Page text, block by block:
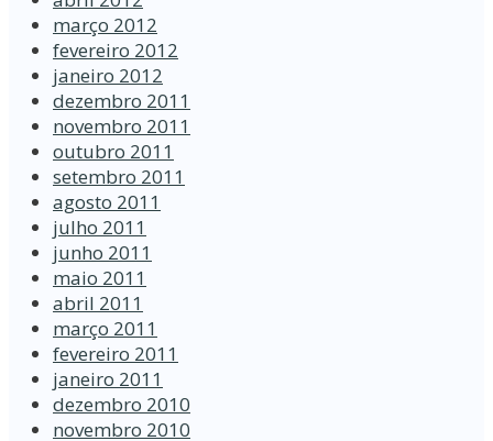
março 2012
fevereiro 2012
janeiro 2012
dezembro 2011
novembro 2011
outubro 2011
setembro 2011
agosto 2011
julho 2011
junho 2011
maio 2011
abril 2011
março 2011
fevereiro 2011
janeiro 2011
dezembro 2010
novembro 2010